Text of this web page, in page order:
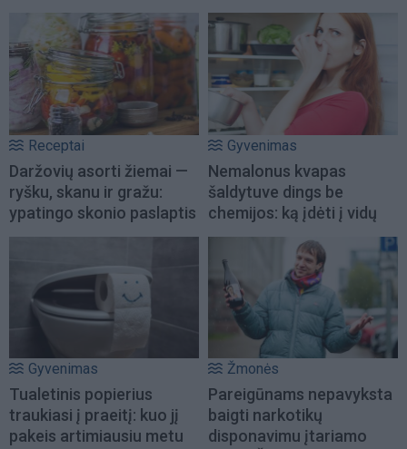
Receptai
Daržovių asorti žiemai —
ryšku, skanu ir gražu:
ypatingo skonio paslaptis
Gyvenimas
Nemalonus kvapas
šaldytuve dings be
chemijos: ką įdėti į vidų
Gyvenimas
Tualetinis popierius
traukiasi į praeitį: kuo jį
pakeis artimiausiu metu
Žmonės
Pareigūnams nepavyksta
baigti narkotikų
disponavimu įtariamo